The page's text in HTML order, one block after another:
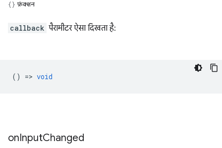
फ़ंक्शन
callback पैरामीटर ऐसा दिखता है:
() => void
onInputChanged